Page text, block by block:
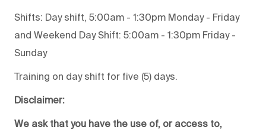
Shifts: Day shift, 5:00am - 1:30pm Monday - Friday
and Weekend Day Shift: 5:00am - 1:30pm Friday -
Sunday
Training on day shift for five (5) days.
Disclaimer:
We ask that you have the use of, or access to,